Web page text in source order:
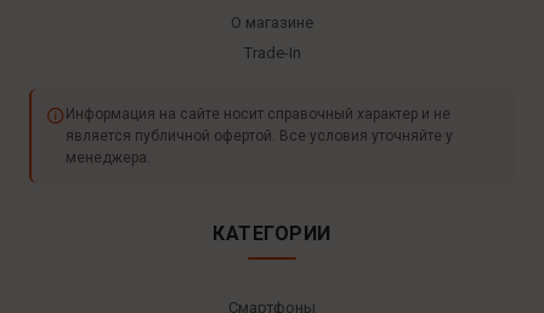
О магазине
Trade-In
Информация на сайте носит справочный характер и не
является публичной офертой. Все условия уточняйте у
менеджера.
КАТЕГОРИИ
Смартфоны